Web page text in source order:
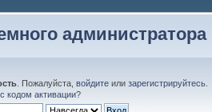
администратора
. Пожалуйста, войдите или зарегистрируйтесь
кодом активации?